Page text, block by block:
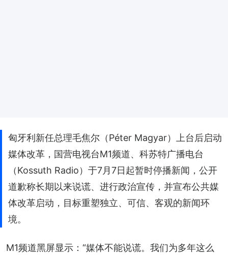
匈牙利新任总理毛焦尔（Péter Magyar）上台后启动
媒体改革，国营电视台M1频道、科苏特广播电台
（Kossuth Radio）于7月7日起暂时停播新闻，公开
道歉称长期以来说谎、进行政治宣传，并宣布公共媒
体改革启动，目标重塑独立、可信、客观的新闻环
境。
M1频道黑屏显示：“媒体不能说谎。我们为多年这么